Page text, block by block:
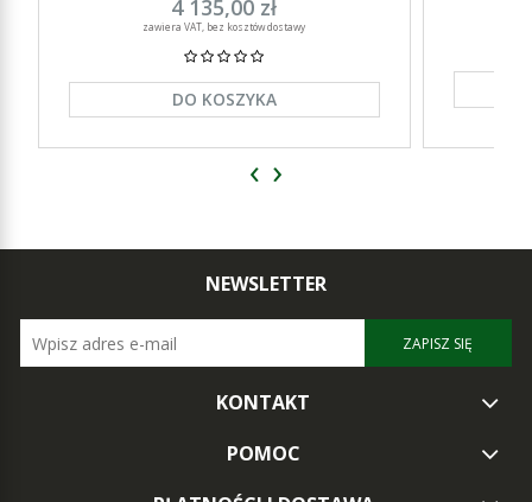
4 135,00 zł
zawiera VAT, bez kosztów dostawy
DO KOSZYKA
‹ ›
NEWSLETTER
ZAPISZ SIĘ
KONTAKT
POMOC